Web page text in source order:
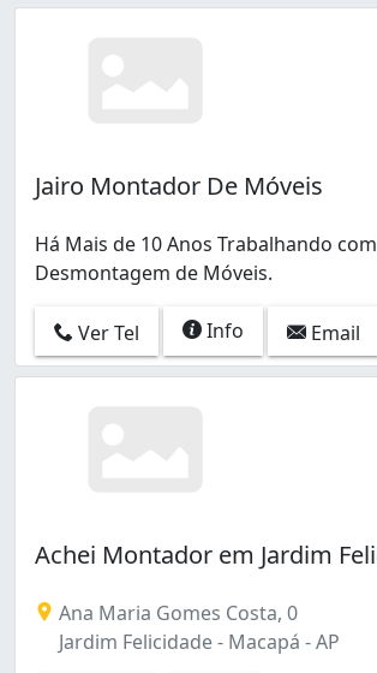
Jairo Montador De Móveis
Há Mais de 10 Anos Trabalhando
Desmontagem de Móveis.
Ver Tel Info Email
Achei Montador em Jardim
Ana Maria Gomes Costa, 0
Jardim Felicidade - Macapá - AP